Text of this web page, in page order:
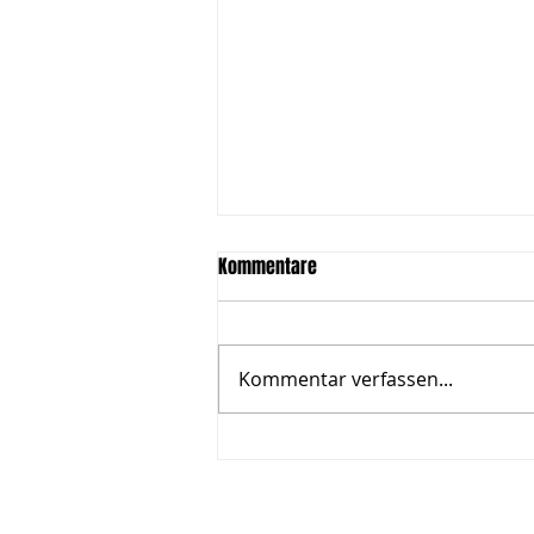
Kommentare
Kommentar verfassen...